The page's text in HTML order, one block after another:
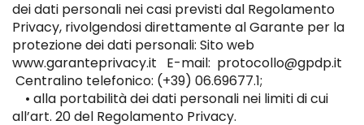
dei dati personali nei casi previsti dal Regolamento
Privacy, rivolgendosi direttamente al Garante per la
protezione dei dati personali: Sito web
www.garanteprivacy.it E-mail: protocollo@gpdp.it
Centralino telefonico: (+39) 06.69677.1;
• alla portabilità dei dati personali nei limiti di cui
all’art. 20 del Regolamento Privacy.